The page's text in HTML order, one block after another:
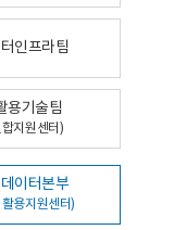
인프라팀
용기술팀
지원센터)
이터본부
용지원센터)